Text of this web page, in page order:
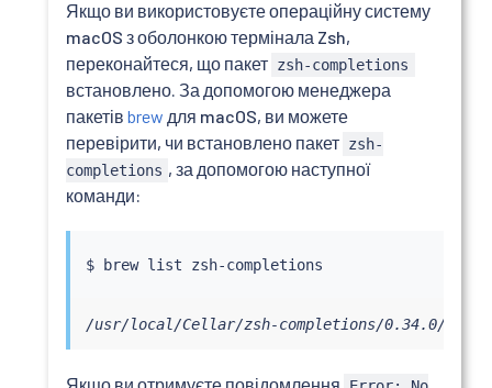
Якщо ви використовуєте операційну систему
macOS з оболонкою термінала Zsh,
переконайтеся, що пакет zsh-completions
встановлено. За допомогою менеджера
пакетів brew для macOS, ви можете
перевірити, чи встановлено пакет zsh-
completions , за допомогою наступної
команди:
/usr/local/Cellar/zsh-completions/0.34.0/